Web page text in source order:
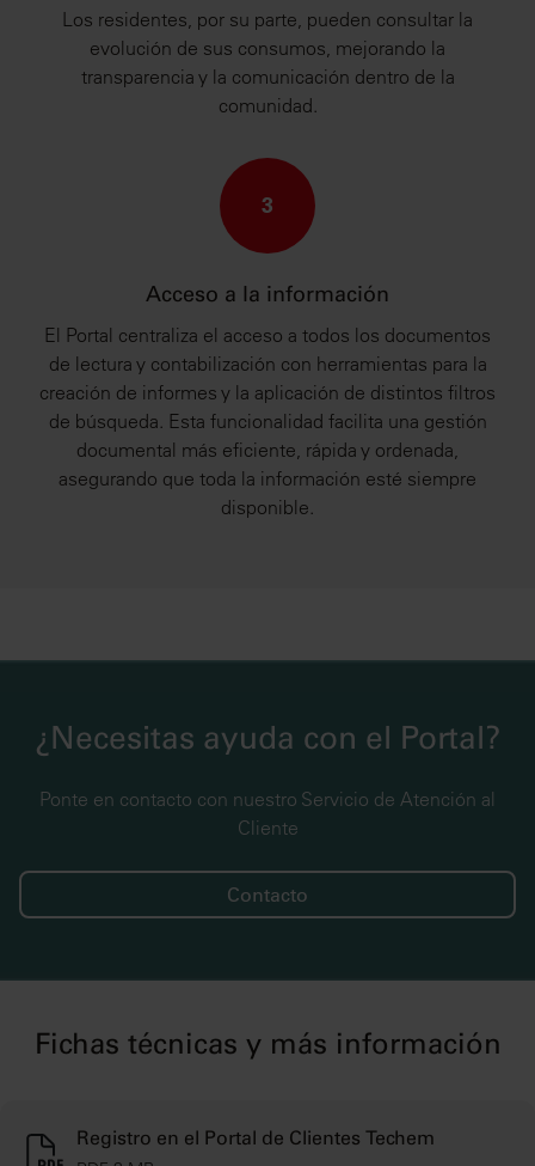
Los residentes, por su parte, pueden consultar la
evolución de sus consumos, mejorando la
transparencia y la comunicación dentro de la
comunidad.
3
Acceso a la información
El Portal centraliza el acceso a todos los documentos
de lectura y contabilización con herramientas para la
creación de informes y la aplicación de distintos filtros
de búsqueda. Esta funcionalidad facilita una gestión
documental más eficiente, rápida y ordenada,
asegurando que toda la información esté siempre
disponible.
¿Necesitas ayuda con el Portal?
Ponte en contacto con nuestro Servicio de Atención al
Cliente
Contacto
Fichas técnicas y más información
Registro en el Portal de Clientes Techem